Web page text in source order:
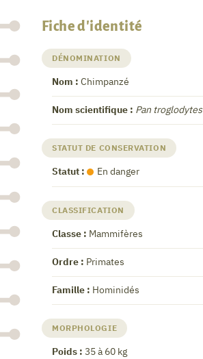
Fiche d'identité
DÉNOMINATION
Nom : Chimpanzé
Nom scientifique : Pan troglodytes
STATUT DE CONSERVATION
Statut : En danger
CLASSIFICATION
Classe : Mammifères
Ordre : Primates
Famille : Hominidés
MORPHOLOGIE
Poids : 35 à 60 kg